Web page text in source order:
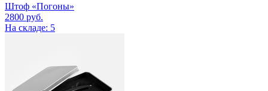
Штоф «Погоны»
2800 руб.
На складе: 5